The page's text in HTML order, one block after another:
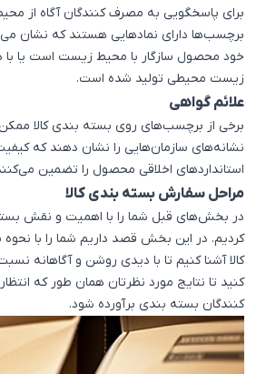
برای پاسخگویی به مصرف کنندگان آگاه از
برچسب‌ها دارای نمادهایی هستند که نشان
خود محصول سازگار با محیط زیست است یا با
زیست محیطی تولید شده است.
علائم گواهی
برخی از برچسب‌های روی بسته بندی کالا
نشانه‌های سازمان‌هایی را نشان دهند که
استانداردهای اخلاقی محصول را تضمین
مراحل سفارش بسته بندی کالا
در بخش‌های قبل شما را با اهمیت و نقش بسته
کردیم. در این بخش قصد داریم شما را با
کالا آشنا کنیم تا با دیدی روشن و آگاهانه
کنید تا نتایج مورد نظرتان همان طور که
کنندگان بسته بندی برآورده شود.